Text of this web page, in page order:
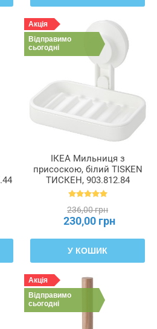
Акція
Відправимо
сьогодні
ІКЕА Мильниця з
присоскою, білий TISKEN
ТИСКЕН, 903.812.84
236,00 грн
230,00 грн
У КОШИК
Акція
Відправимо
сьогодні